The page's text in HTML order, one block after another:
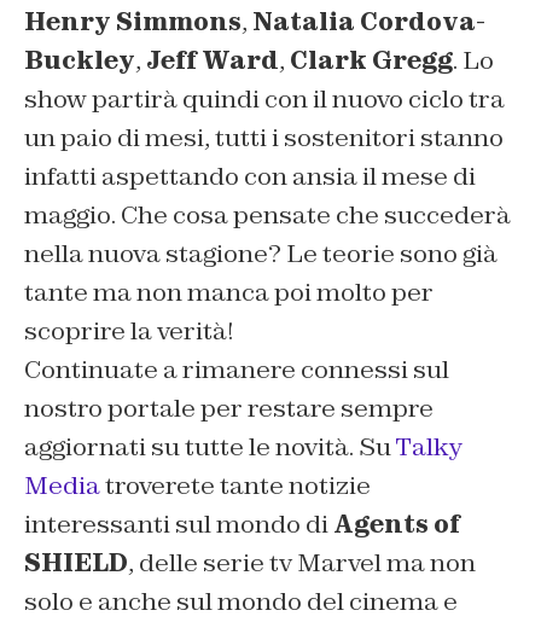
Henry Simmons, Natalia Cordova-
Buckley, Jeff Ward, Clark Gregg. Lo
show partirà quindi con il nuovo ciclo tra
un paio di mesi, tutti i sostenitori stanno
infatti aspettando con ansia il mese di
maggio. Che cosa pensate che succederà
nella nuova stagione? Le teorie sono già
tante ma non manca poi molto per
scoprire la verità!
Continuate a rimanere connessi sul
nostro portale per restare sempre
aggiornati su tutte le novità. SuTalky
Mediatroverete tante notizie
interessanti sul mondo diAgents of
SHIELD, delle serie tv Marvel ma non
solo e anche sul mondo del cinema e